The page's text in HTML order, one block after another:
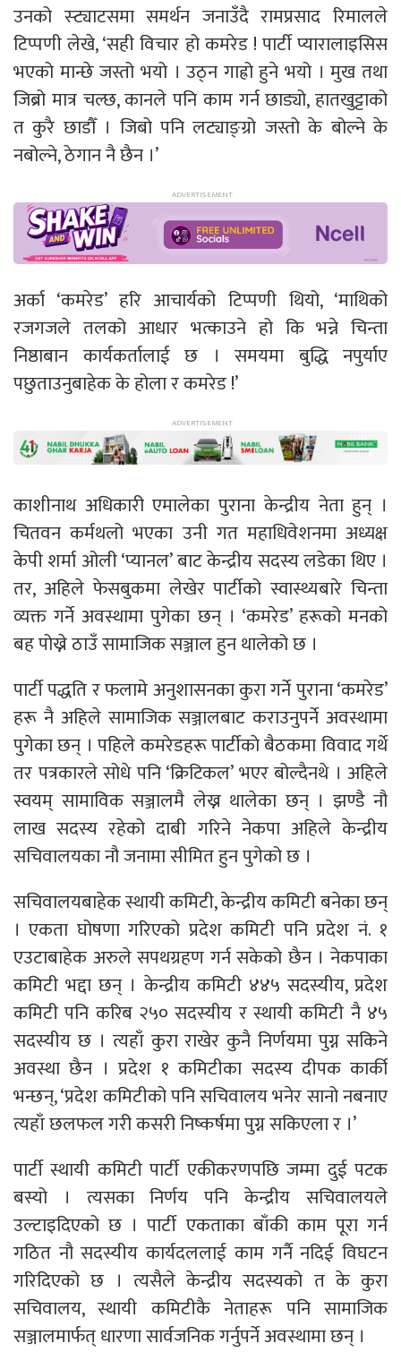
उनको स्ट्याटसमा समर्थन जनाउँदै रामप्रसाद रिमालले
टिप्पणी लेखे, ‘सही विचार हो कमरेड ! पार्टी प्यारालाइसिस
भएको मान्छे जस्तो भयो । उठ्न गाह्रो हुने भयो । मुख तथा
जिब्रो मात्र चल्छ, कानले पनि काम गर्न छाड्यो, हातखुट्टाको
त कुरै छाडौँ । जिबो पनि लट्याङ्ग्रो जस्तो के बोल्ने के
नबोल्ने, ठेगान नै छैन ।’
अर्का ‘कमरेड’ हरि आचार्यको टिप्पणी थियो, ‘माथिको
रजगजले तलको आधार भत्काउने हो कि भन्ने चिन्ता
निष्ठाबान कार्यकर्तालाई छ । समयमा बुद्धि नपुर्याए
पछुताउनुबाहेक के होला र कमरेड !’
काशीनाथ अधिकारी एमालेका पुराना केन्द्रीय नेता हुन् ।
चितवन कर्मथलो भएका उनी गत महाधिवेशनमा अध्यक्ष
केपी शर्मा ओली ‘प्यानल’ बाट केन्द्रीय सदस्य लडेका थिए ।
तर, अहिले फेसबुकमा लेखेर पार्टीको स्वास्थ्यबारे चिन्ता
व्यक्त गर्ने अवस्थामा पुगेका छन् । ‘कमरेड’ हरूको मनको
बह पोख्ने ठाउँ सामाजिक सञ्जाल हुन थालेको छ ।
पार्टी पद्धति र फलामे अनुशासनका कुरा गर्ने पुराना ‘कमरेड’
हरू नै अहिले सामाजिक सञ्जालबाट कराउनुपर्ने अवस्थामा
पुगेका छन् । पहिले कमरेडहरू पार्टीकाे बैठकमा विवाद गर्थे
तर पत्रकारले सोधे पनि ‘क्रिटिकल’ भएर बोल्दैनथे । अहिले
स्वयम् सामाविक सञ्जालमै लेख्न थालेका छन् । झण्डै नौ
लाख सदस्य रहेको दाबी गरिने नेकपा अहिले केन्द्रीय
सचिवालयका नौ जनामा सीमित हुन पुगेको छ ।
सचिवालयबाहेक स्थायी कमिटी, केन्द्रीय कमिटी बनेका छन्
। एकता घोषणा गरिएको प्रदेश कमिटी पनि प्रदेश नं. १
एउटाबाहेक अरुले सपथग्रहण गर्न सकेको छैन । नेकपाका
कमिटी भद्दा छन् । केन्द्रीय कमिटी ४४५ सदस्यीय, प्रदेश
कमिटी पनि करिब २५० सदस्यीय र स्थायी कमिटी नै ४५
सदस्यीय छ । त्यहाँ कुरा राखेर कुनै निर्णयमा पुग्न सकिने
अवस्था छैन । प्रदेश १ कमिटीका सदस्य दीपक कार्की
भन्छन्, ‘प्रदेश कमिटीको पनि सचिवालय भनेर सानो नबनाए
त्यहाँ छलफल गरी कसरी निष्कर्षमा पुग्न सकिएला र ।’
पार्टी स्थायी कमिटी पार्टी एकीकरणपछि जम्मा दुई पटक
बस्यो । त्यसका निर्णय पनि केन्द्रीय सचिवालयले
उल्टाइदिएको छ । पार्टी एकताका बाँकी काम पूरा गर्न
गठित नौ सदस्यीय कार्यदललाई काम गर्नै नदिई विघटन
गरिदिएको छ । त्यसैले केन्द्रीय सदस्यको त के कुरा
सचिवालय, स्थायी कमिटीकै नेताहरू पनि सामाजिक
सञ्जालमार्फत् धारणा सार्वजनिक गर्नुपर्ने अवस्थामा छन् ।